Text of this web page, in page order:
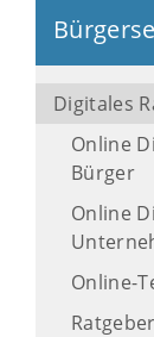
Digitales
Online
Bürger
Online
Online-